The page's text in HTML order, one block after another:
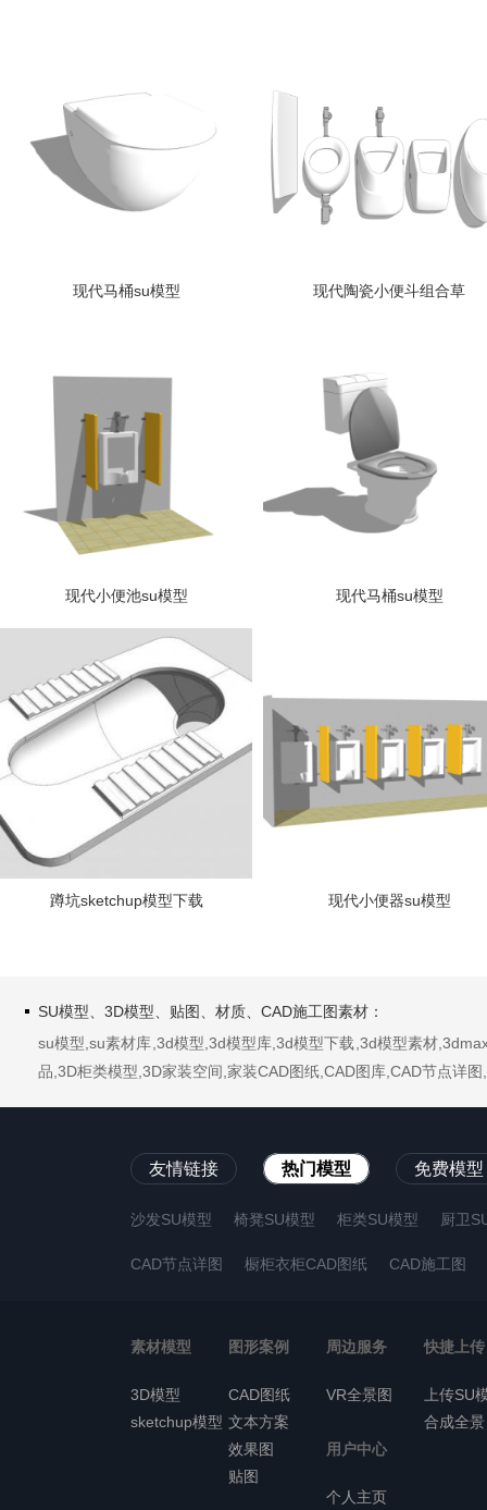
现代马桶su模型 现代陶瓷小便斗组合草
现代小便池su模型 现代马桶su模型
蹲坑sketchup模型下载 现代小便器su模型
SU模型、3D模型、贴图、材质、CAD施工图素材：
su模型,su素材库,3d模型,3d模型库,3d模型下载,3d模型素材
品,3D柜类模型,3D家装空间,家装CAD图纸,CAD图库,CAD节点详
友情链接 热门模型 免费模型
沙发SU模型 椅凳SU模型 柜类SU模型 厨卫
CAD节点详图 橱柜衣柜CAD图纸 CAD施工图
素材模型
3D模型
sketchup模型
图形案例
CAD图纸
文本方案
效果图
贴图
周边服务
VR全景图
快捷上传
上传SU
合成全景
用户中心
个人主页